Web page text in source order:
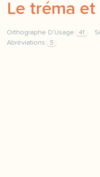
Le tréma et
Orthographe D’Usage 41
Abréviations
5